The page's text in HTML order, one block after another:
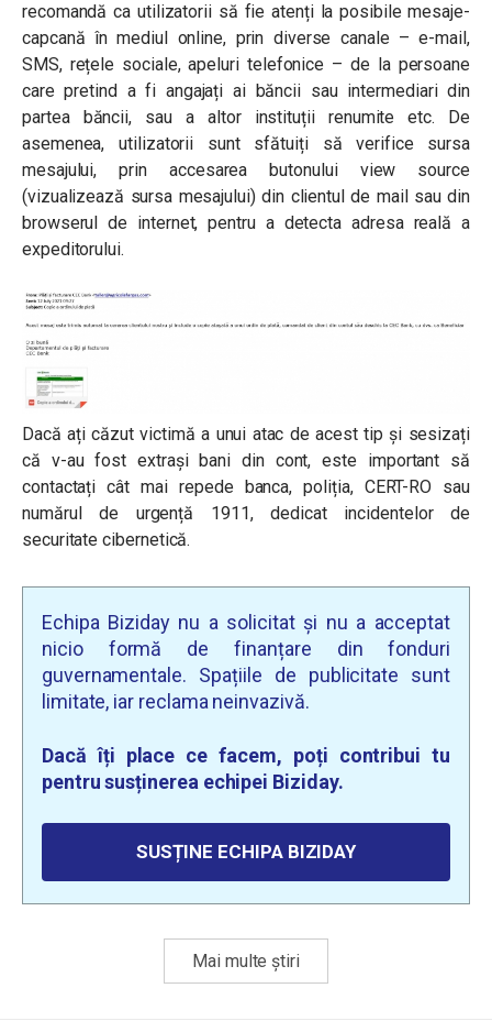
recomandă ca utilizatorii să fie atenți la posibile mesaje-
capcană în mediul online, prin diverse canale – e-mail,
SMS, rețele sociale, apeluri telefonice – de la persoane
care pretind a fi angajați ai băncii sau intermediari din
partea băncii, sau a altor instituții renumite etc. De
asemenea, utilizatorii sunt sfătuiți să verifice sursa
mesajului, prin accesarea butonului view source
(vizualizează sursa mesajului) din clientul de mail sau din
browserul de internet, pentru a detecta adresa reală a
expeditorului.
Dacă ați căzut victimă a unui atac de acest tip și sesizați
că v-au fost extrași bani din cont, este important să
contactați cât mai repede banca, poliția, CERT-RO sau
numărul de urgență 1911, dedicat incidentelor de
securitate cibernetică.
Echipa Biziday nu a solicitat și nu a acceptat
nicio formă de finanțare din fonduri
guvernamentale. Spațiile de publicitate sunt
limitate, iar reclama neinvazivă.
Dacă îți place ce facem, poți contribui tu
pentru susținerea echipei Biziday.
SUSȚINE ECHIPA BIZIDAY
Mai multe știri